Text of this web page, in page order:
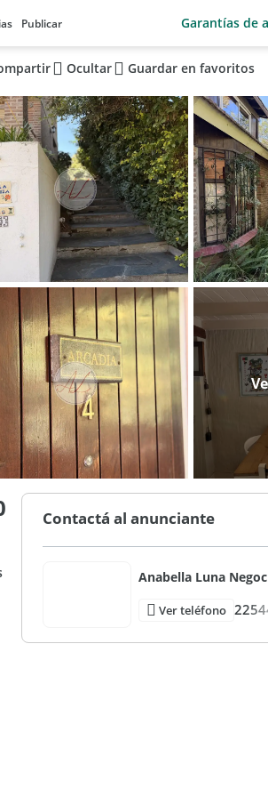
Publicar Garantías de
Ocultar Guardar en favoritos
Contactá al anunciante
Anabella Luna
Ver teléfono